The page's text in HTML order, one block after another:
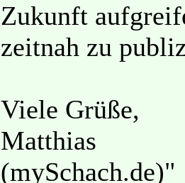
Zukunft
zeitnah zu
Viele Grüße,
Matthias
(mySchach.de)"